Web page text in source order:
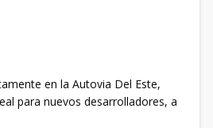
en la Autovia Del Este,
para nuevos desarrolladores, a